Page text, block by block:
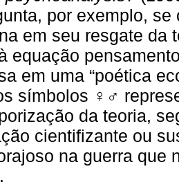
por exemplo,
em seu resgate da
equação
em uma “poética
símbolos ♀♂
da teoria,
cientifizante ou
na guerra que